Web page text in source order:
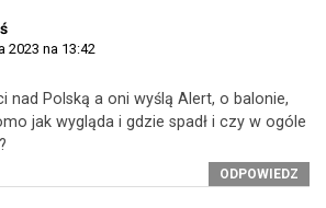
2023 na 13:42
nad Polską a oni wyślą Alert, o balonie,
jak wygląda i gdzie spadł i czy w ogóle
ODPOWIEDZ